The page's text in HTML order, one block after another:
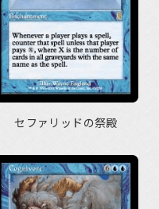
セファリッドの祭殿